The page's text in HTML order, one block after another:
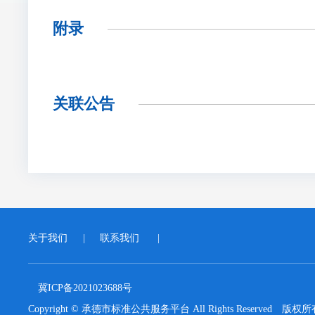
附录
关联公告
关于我们 联系我们
冀ICP备2021023688号
Copyright © 承德市标准公共服务平台 All Rights Reserved 版权所